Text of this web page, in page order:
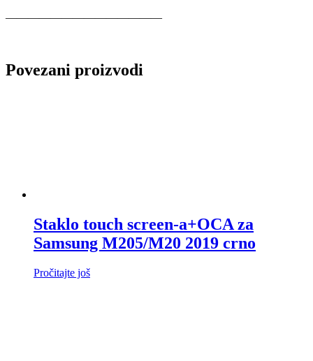
——————————————
Povezani proizvodi
Staklo touch screen-a+OCA za
Samsung M205/M20 2019 crno
Pročitajte još